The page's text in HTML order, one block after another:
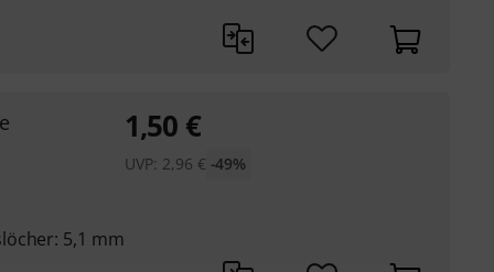
5,1 mm
1,50 €
UVP: 2,96 € -49%